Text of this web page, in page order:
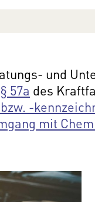
und
57a des
-
mit